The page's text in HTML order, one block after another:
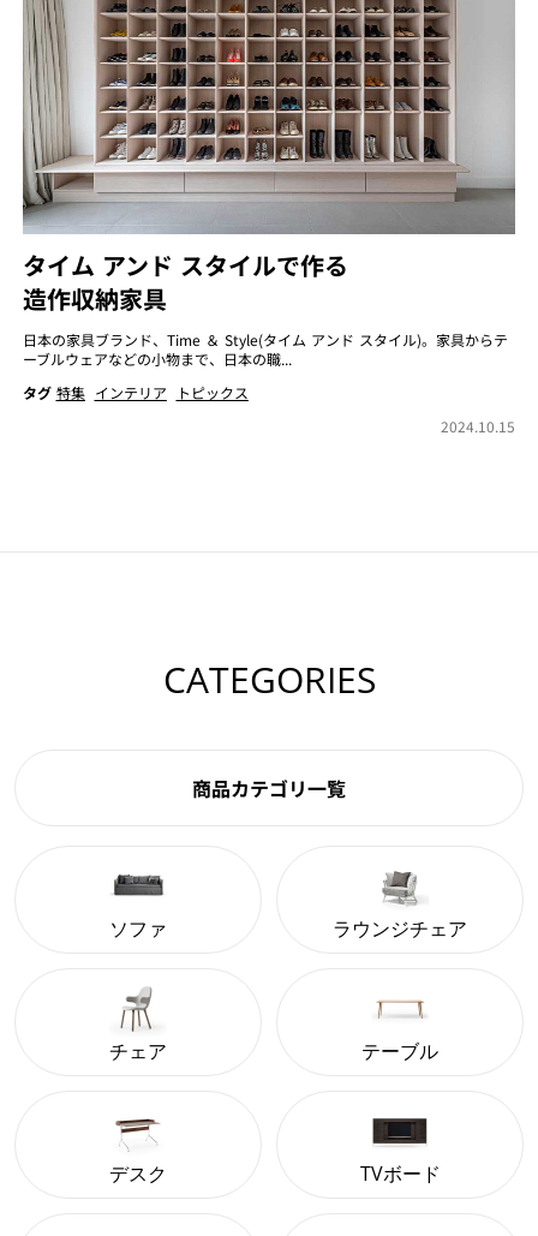
タイム アンド スタイルで作る
造作収納家具
日本の家具ブランド、Time ＆ Style(タイム アンド スタイル)。家具からテ
ーブルウェアなどの小物まで、日本の職...
タグ 特集 インテリア
トピックス
2024.10.15
CATEGORIES
商品カテゴリ一覧
ソファ ラウンジチェア
チェア テーブル
デスク TVボード